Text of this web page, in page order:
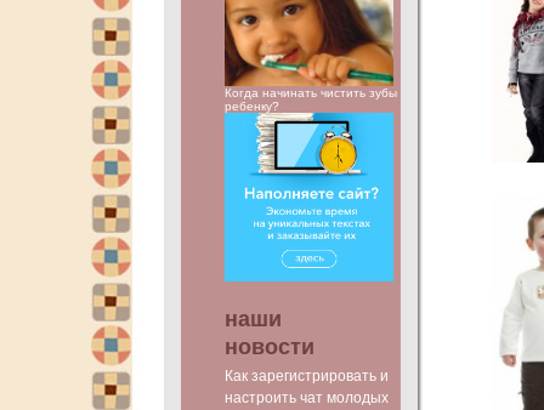
Когда начинать чистить зубы
ребенку?
наши
новости
Как зарегистрировать и
настроить чат молодых